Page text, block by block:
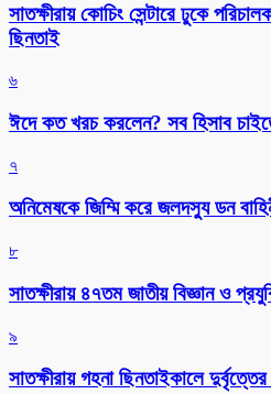
সাতক্ষীরায় কোচিং সেন্টারে ঢুকে
ছিনতাই
৬
ঈদে কত খরচ করলেন? সব হিসাব
৭
অনিমেষকে জিম্মি করে জলদস্যু ডন
৮
সাতক্ষীরায় ৪৭তম জাতীয় বিজ্ঞান ও
৯
সাতক্ষীরায় গহনা ছিনতাইকালে